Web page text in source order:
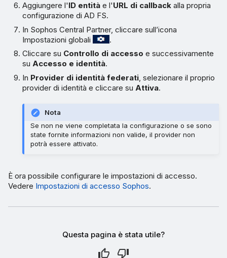
Aggiungere l'ID entità e l'URL di callback alla propria
configurazione di AD FS.
In Sophos Central Partner, cliccare sull’icona
Impostazioni globali
.
Cliccare su Controllo di accesso e successivamente
suAccesso e identità.
In Provider di identità federati, selezionare il proprio
provider di identità e cliccare suAttiva.
Nota
Se non ne viene completata la configurazione o se sono
state fornite informazioni non valide, il provider non
potrà essere attivato.
È ora possibile configurare le impostazioni di accesso.
Vedere Impostazioni di accesso Sophos.
Questa pagina è stata utile?